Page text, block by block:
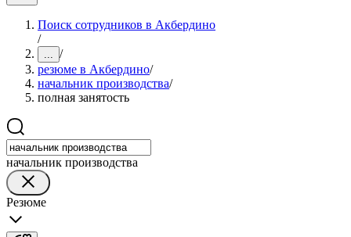
Поиск сотрудников в Акбердино
/
... /
резюме в Акбердино/
начальник производства/
полная занятость
начальник производства
Резюме